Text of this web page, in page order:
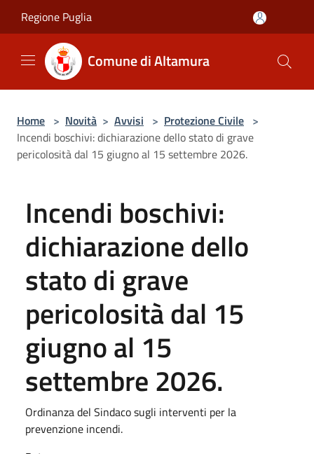
Regione Puglia
Comune di Altamura
Home > Novità > Avvisi > Protezione Civile >
Incendi boschivi: dichiarazione dello stato di grave
pericolosità dal 15 giugno al 15 settembre 2026.
Incendi boschivi:
dichiarazione dello
stato di grave
pericolosità dal 15
giugno al 15
settembre 2026.
Ordinanza del Sindaco sugli interventi per la
prevenzione incendi.